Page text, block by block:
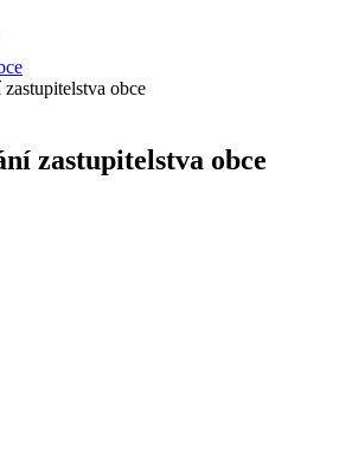
obce
zastupitelstva obce